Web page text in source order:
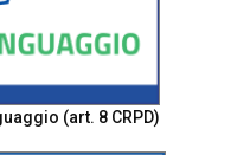
(art. 8 CRPD)